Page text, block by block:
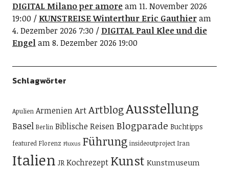
DIGITAL Milano per amoream 11. November 2026
19:00
KUNSTREISE Winterthur Eric Gauthieram
4. Dezember 2026 7:30
DIGITAL Paul Klee und die
Engelam 8. Dezember 2026 19:00
Schlagwörter
Apulien ArmenienArtArtblogAusstellung
Basel Berlin Biblische ReisenBlogparade Buchtipps
featured Florenz Fluxus Führung insideoutproject Iran
Italien JR Kochrezept Kunst Kunstmuseum